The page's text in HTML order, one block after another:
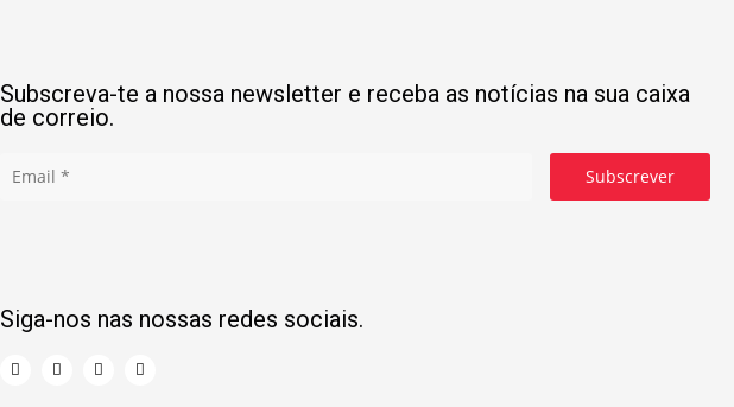
Subscreva-te a nossa newsletter e receba as notícias na sua caixa
de correio.
Subscrever
Siga-nos nas nossas redes sociais.